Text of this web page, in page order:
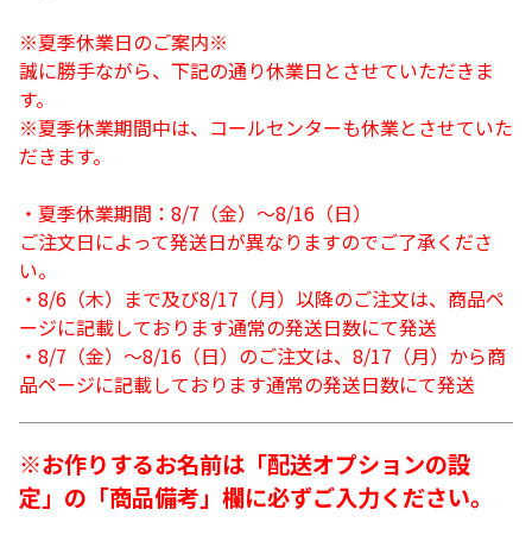
※夏季休業日のご案内※
誠に勝手ながら、下記の通り休業日とさせていただきま
す。
※夏季休業期間中は、コールセンターも休業とさせていた
だきます。
・夏季休業期間：8/7（金）～8/16（日）
ご注文日によって発送日が異なりますのでご了承くださ
い。
・8/6（木）まで及び8/17（月）以降のご注文は、商品ペ
ージに記載しております通常の発送日数にて発送
・8/7（金）～8/16（日）のご注文は、8/17（月）から商
品ページに記載しております通常の発送日数にて発送
※お作りするお名前は「配送オプションの設
定」の「商品備考」欄に必ずご入力ください。